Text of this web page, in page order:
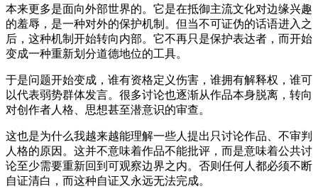
本来更多是面向外部世界的。它是在抵御主流文化对边缘兴趣
的羞辱，是一种对外的保护机制。但当不可证伪的话语进入之
后，这种机制开始转向内部。它不再只是保护表达者，而开始
变成一种重新划分道德地位的工具。
于是问题开始变成，谁有资格定义伤害，谁拥有解释权，谁可
以代表弱势群体发言。很多讨论也逐渐从作品本身脱离，转向
对创作者人格、思想甚至潜意识的审查。
这也是为什么我越来越能理解一些人提出只讨论作品、不审判
人格的原因。这并不意味着作品不能批评，而是意味着公共讨
论至少需要重新回到可观察边界之内。否则任何人都必须不断
自证清白，而这种自证又永远无法完成。